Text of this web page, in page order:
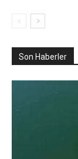
Son Haberler